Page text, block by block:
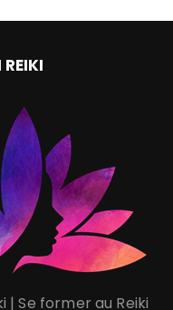
| Se former au Reiki